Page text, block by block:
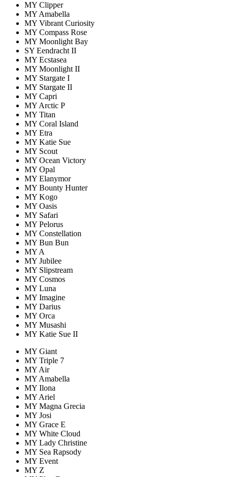
MY Clipper
MY Amabella
MY Vibrant Curiosity
MY Compass Rose
MY Moonlight Bay
SY Eendracht II
MY Ecstasea
MY Moonlight II
MY Stargate I
MY Stargate II
MY Capri
MY Arctic P
MY Titan
MY Coral Island
MY Etra
MY Katie Sue
MY Scout
MY Ocean Victory
MY Opal
MY Elanymor
MY Bounty Hunter
MY Kogo
MY Oasis
MY Safari
MY Pelorus
MY Constellation
MY Bun Bun
MY A
MY Jubilee
MY Slipstream
MY Cosmos
MY Luna
MY Imagine
MY Darius
MY Orca
MY Musashi
MY Katie Sue II
MY Giant
MY Triple 7
MY Air
MY Amabella
MY Ilona
MY Ariel
MY Magna Grecia
MY Josi
MY Grace E
MY White Cloud
MY Lady Christine
MY Sea Rapsody
MY Event
MY Z